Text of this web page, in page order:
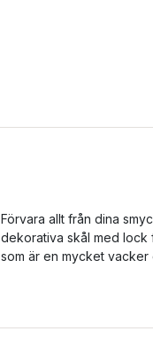
Förvara allt från dina
dekorativa skål med lock
som är en mycket